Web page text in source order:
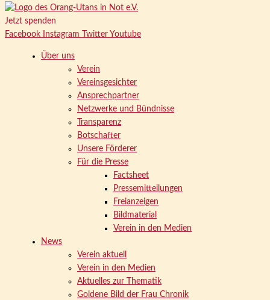
Jetzt spenden
Facebook
Instagram Twitter Youtube
Über uns
Verein
Vereinsgesichter
Ansprechpartner
Netzwerke und Bündnisse
Transparenz
Botschafter
Unsere Förderer
Für die Presse
Factsheet
Pressemitteilungen
Freianzeigen
Bildmaterial
Verein in den Medien
News
Verein aktuell
Verein in den Medien
Aktuelles zur Thematik
Goldene Bild der Frau Chronik